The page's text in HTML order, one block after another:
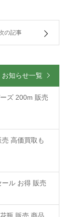
の記事
お知らせ一覧
ズ 200m 販売
高価買取も
ル お得 販売